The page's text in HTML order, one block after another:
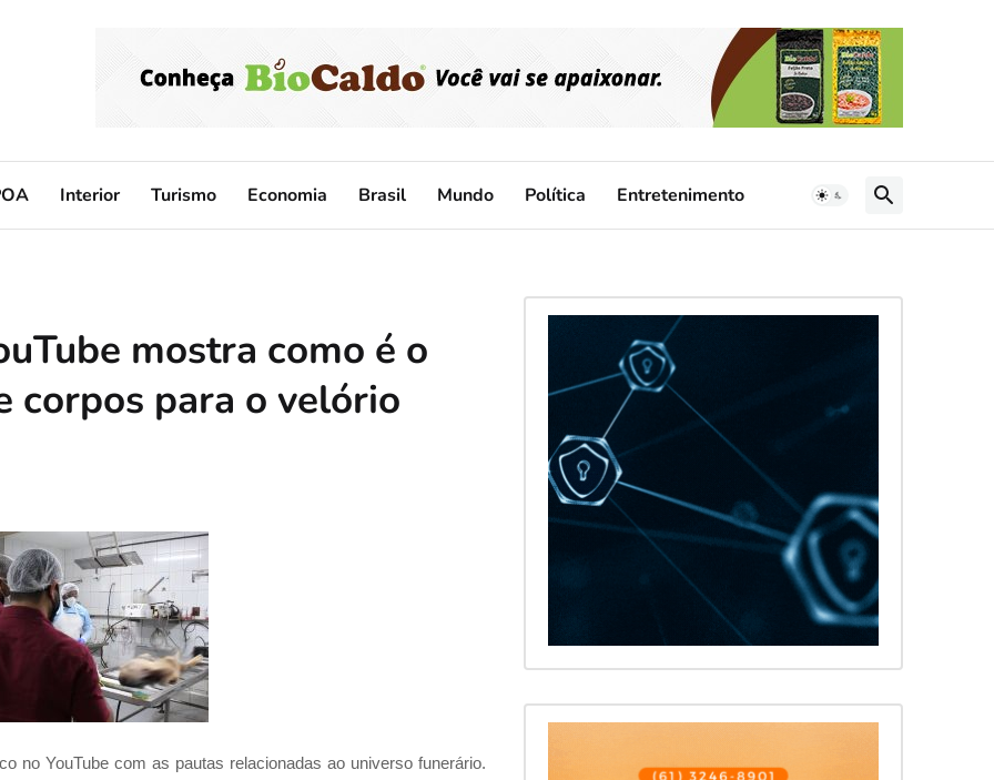
Interior Turismo Economia Brasil Mundo Política Entretenimento
mostra como é o
corpos para o velório
no YouTube com as pautas relacionadas ao universo funerário.